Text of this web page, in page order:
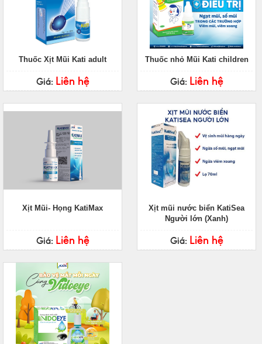
Thuốc Xịt Mũi Kati adult
Giá: Liên hệ
Thuốc nhỏ Mũi Kati children
Giá: Liên hệ
Xịt Mũi- Họng KatiMax
Giá: Liên hệ
Xịt mũi nước biển KatiSea
Người lớn (Xanh)
Giá: Liên hệ